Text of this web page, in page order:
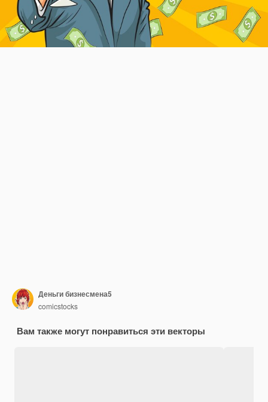
Деньги бизнесмена5
comicstocks
Вам также могут понравиться эти векторы